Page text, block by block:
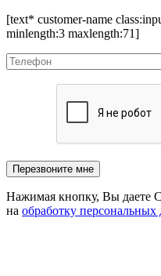
[text* customer-name
minlength:3 maxlength:71]
Нажимая кнопку, Вы даете
на обработку